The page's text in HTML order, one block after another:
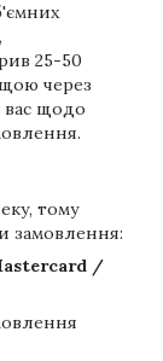
25-50
через
вас щодо
тому
замовлення:
/